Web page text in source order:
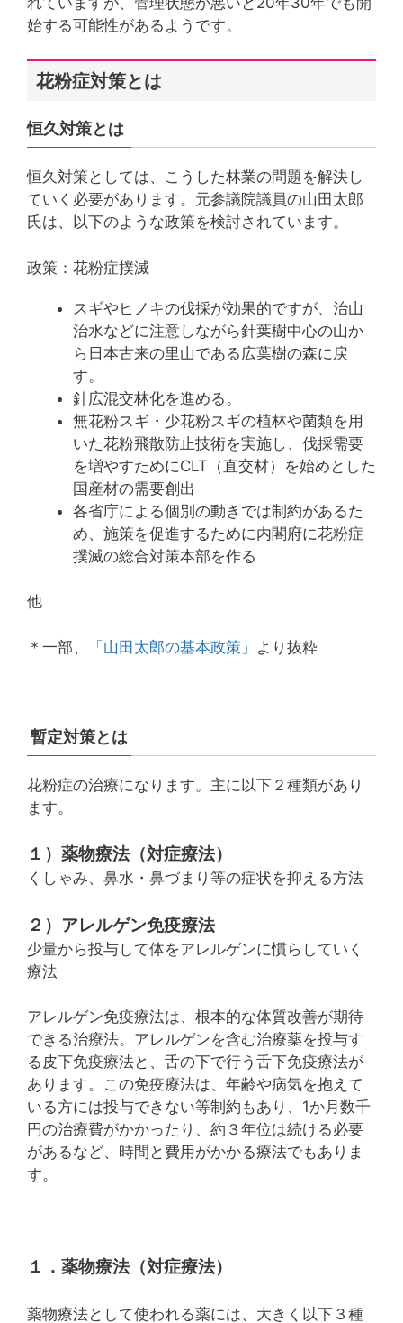
始する可能性があるようです。
花粉症対策とは
恒久対策とは
恒久対策としては、こうした林業の問題を解決し
ていく必要があります。元参議院議員の山田太郎
氏は、以下のような政策を検討されています。
政策：花粉症撲滅
スギやヒノキの伐採が効果的ですが、治山
治水などに注意しながら針葉樹中心の山か
ら日本古来の里山である広葉樹の森に戻
す。
針広混交林化を進める。
無花粉スギ・少花粉スギの植林や菌類を用
いた花粉飛散防止技術を実施し、伐採需要
を増やすためにCLT（直交材）を始めとした
国産材の需要創出
各省庁による個別の動きでは制約があるた
め、施策を促進するために内閣府に花粉症
撲滅の総合対策本部を作る
他
＊一部、 「山田太郎の基本政策」 より抜粋
暫定対策とは
花粉症の治療になります。主に以下２種類があり
ます。
１）薬物療法（対症療法）
くしゃみ、鼻水・鼻づまり等の症状を抑える方法
２）アレルゲン免疫療法
少量から投与して体をアレルゲンに慣らしていく
療法
アレルゲン免疫療法は、根本的な体質改善が期待
できる治療法。アレルゲンを含む治療薬を投与す
る皮下免疫療法と、舌の下で行う舌下免疫療法が
あります。この免疫療法は、年齢や病気を抱えて
いる方には投与できない等制約もあり、1か月数千
円の治療費がかかったり、約３年位は続ける必要
があるなど、時間と費用がかかる療法でもありま
す。
１．薬物療法（対症療法）
薬物療法として使われる薬には、大きく以下３種